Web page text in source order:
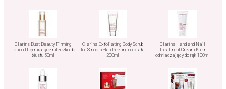
Clarins Bust Beauty Firming
Lotion Ujędrniające mleczko do
biustu 50ml
Clarins Exfoliating Body Scrub
for Smooth Skin Peeling do ciała
200ml
Clarins Hand and Nail
Treatment Cream Krem
odmładzający do rąk 100ml